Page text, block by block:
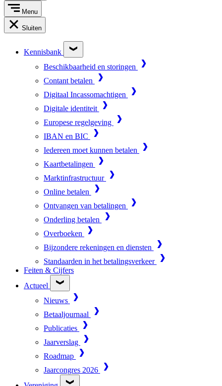
Menu
Sluiten
Kennisbank
Beschikbaarheid en storingen
Contant betalen
Digitaal Incassomachtigen
Digitale identiteit
Europese regelgeving
IBAN en BIC
Iedereen moet kunnen betalen
Kaartbetalingen
Marktinfrastructuur
Online betalen
Ontvangen van betalingen
Onderling betalen
Overboeken
Bijzondere rekeningen en diensten
Standaarden in het betalingsverkeer
Feiten & Cijfers
Actueel
Nieuws
Betaaljournaal
Publicaties
Jaarverslag
Roadmap
Jaarcongres 2026